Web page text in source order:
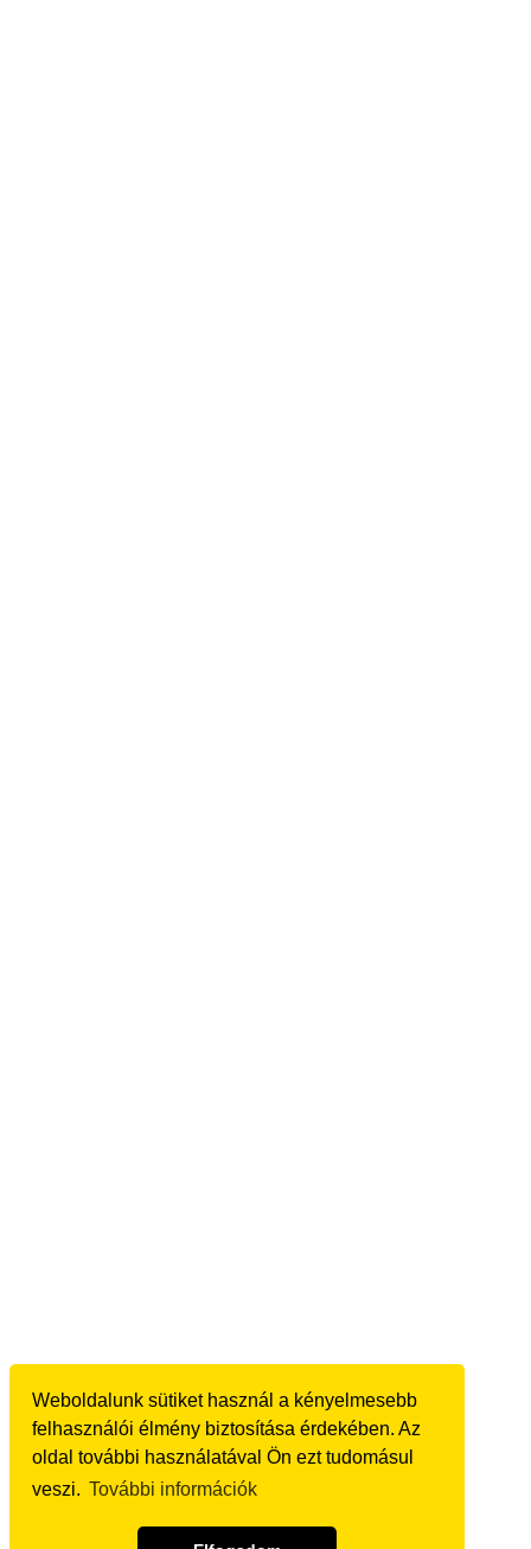
Weboldalunk sütiket használ a kényelmesebb
felhasználói élmény biztosítása érdekében. Az
oldal további használatával Ön ezt tudomásul
veszi. További információk